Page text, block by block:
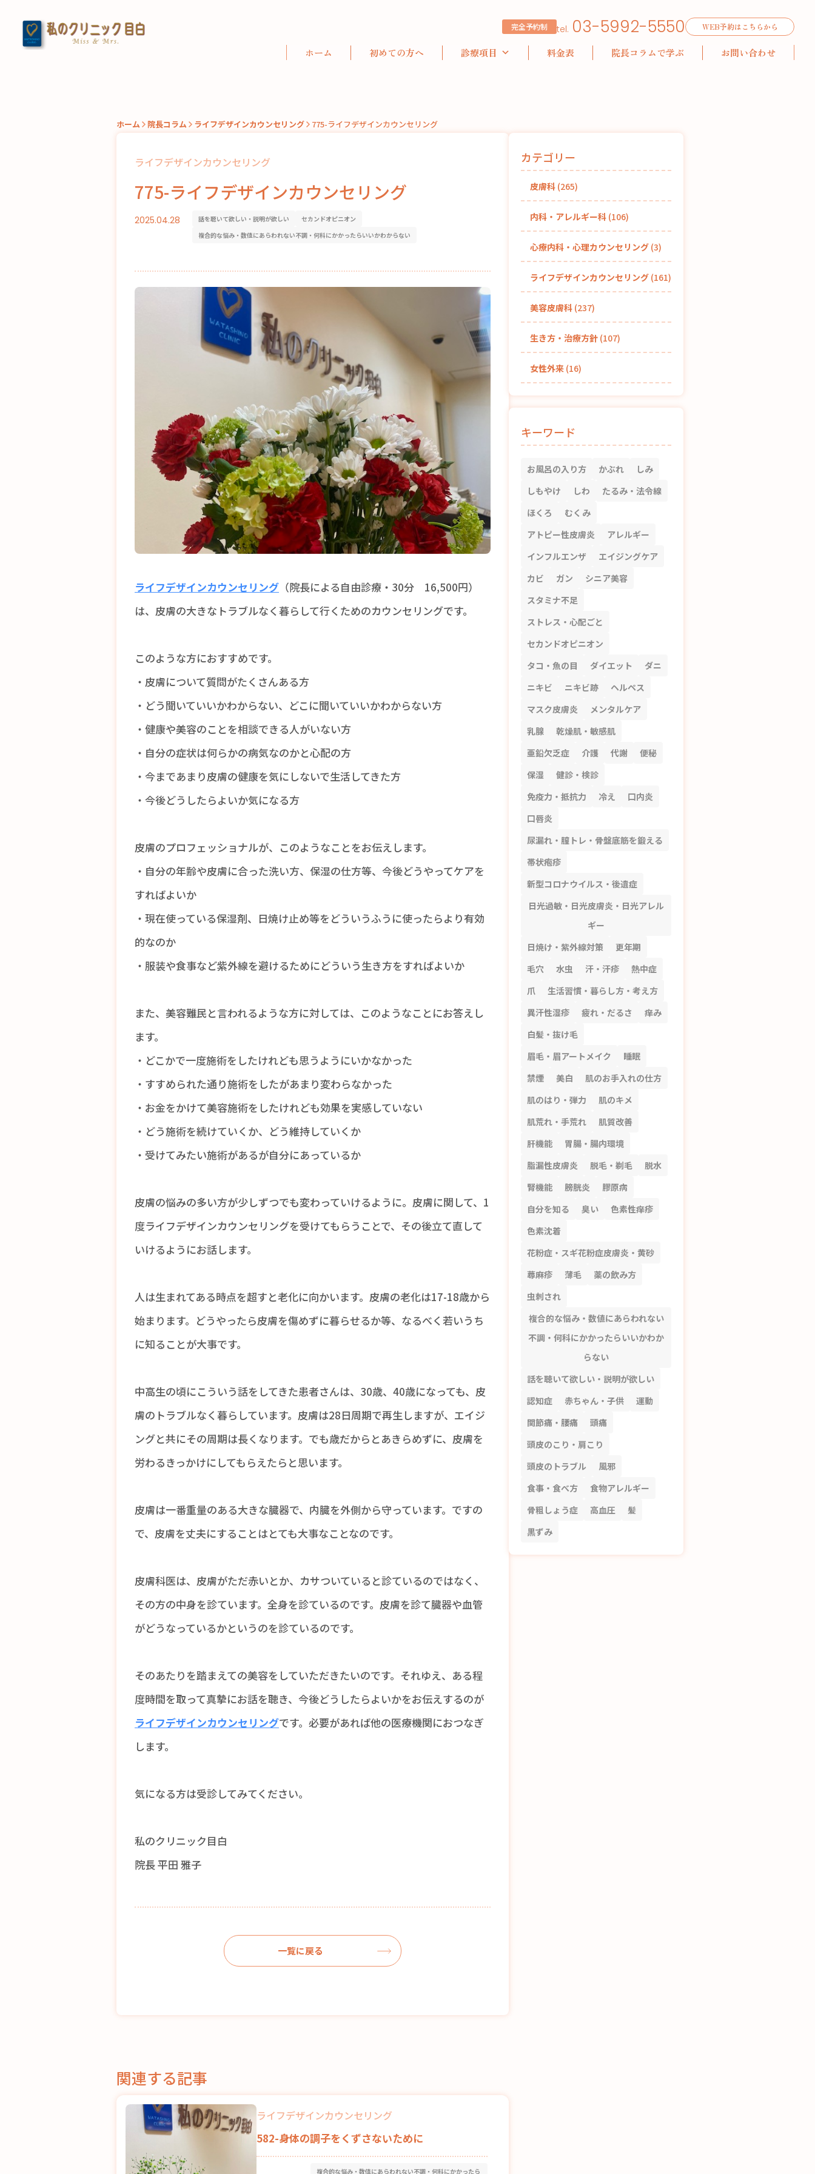
完全予約制 tel. 03-5992-5550 WEB予約はこちらから
ホーム 初めての方へ 診療項目 料金表 院長コラムで学ぶ お問い合わせ
ホーム 院長コラム ライフデザインカウンセリング 775-ライフデザインカウンセリング
ライフデザインカウンセリング
775-ライフデザインカウンセリング
2025.04.28 話を聴いて欲しい・説明が欲しい
セカンドオピニオン
複合的な悩み・数値にあらわれない不調・何科にかかったらいいかわからない
ライフデザインカウンセリング （院長による自由診療・30分 16,500円）
は、皮膚の大きなトラブルなく暮らして行くためのカウンセリングです。
このような方におすすめです。
・皮膚について質問がたくさんある方
・どう聞いていいかわからない、どこに聞いていいかわからない方
・健康や美容のことを相談できる人がいない方
・自分の症状は何らかの病気なのかと心配の方
・今まであまり皮膚の健康を気にしないで生活してきた方
・今後どうしたらよいか気になる方
皮膚のプロフェッショナルが、このようなことをお伝えします。
・自分の年齢や皮膚に合った洗い方、保湿の仕方等、今後どうやってケアを
すればよいか
・現在使っている保湿剤、日焼け止め等をどういうふうに使ったらより有効
的なのか
・服装や食事など紫外線を避けるためにどういう生き方をすればよいか
また、美容難民と言われるような方に対しては、このようなことにお答えし
ます。
・どこかで一度施術をしたけれども思うようにいかなかった
・すすめられた通り施術をしたがあまり変わらなかった
・お金をかけて美容施術をしたけれども効果を実感していない
・どう施術を続けていくか、どう維持していくか
・受けてみたい施術があるが自分にあっているか
皮膚の悩みの多い方が少しずつでも変わっていけるように。皮膚に関して、1
度ライフデザインカウンセリングを受けてもらうことで、その後立て直して
いけるようにお話します。
人は生まれてある時点を超すと老化に向かいます。皮膚の老化は17-18歳から
始まります。どうやったら皮膚を傷めずに暮らせるか等、なるべく若いうち
に知ることが大事です。
中高生の頃にこういう話をしてきた患者さんは、30歳、40歳になっても、皮
膚のトラブルなく暮らしています。皮膚は28日周期で再生しますが、エイジ
ングと共にその周期は長くなります。でも歳だからとあきらめずに、皮膚を
労わるきっかけにしてもらえたらと思います。
皮膚は一番重量のある大きな臓器で、内臓を外側から守っています。ですの
で、皮膚を丈夫にすることはとても大事なことなのです。
皮膚科医は、皮膚がただ赤いとか、カサついていると診ているのではなく、
その方の中身を診ています。全身を診ているのです。皮膚を診て臓器や血管
がどうなっているかというのを診ているのです。
そのあたりを踏まえての美容をしていただきたいのです。それゆえ、ある程
度時間を取って真摯にお話を聴き、今後どうしたらよいかをお伝えするのが
ライフデザインカウンセリングです。必要があれば他の医療機関におつなぎ
します。
気になる方は受診してみてください。
私のクリニック目白
院長 平田 雅子
一覧に戻る
関連する記事
ライフデザインカウンセリング
582-身体の調子をくずさないために
複合的な悩み・数値にあらわれない不調・何科にかかったら
カテゴリー
皮膚科 (265)
内科・アレルギー科 (106)
心療内科・心理カウンセリング (3)
ライフデザインカウンセリング (161)
美容皮膚科 (237)
生き方・治療方針 (107)
女性外来 (16)
キーワード
お風呂の入り方 かぶれ
しみ
しもやけ
しわ
たるみ・法令線
ほくろ
むくみ
アトピー性皮膚炎
アレルギー
インフルエンザ
エイジングケア
カビ
ガン
シニア美容
スタミナ不足
ストレス・心配ごと
セカンドオピニオン
タコ・魚の目
ダイエット
ダニ
ニキビ
ニキビ跡
ヘルペス
マスク皮膚炎
メンタルケア
乳腺
乾燥肌・敏感肌
亜鉛欠乏症
介護 代謝
便秘
保湿
健診・検診
免疫力・抵抗力
冷え
口内炎
口唇炎
尿漏れ・膣トレ・骨盤底筋を鍛える
帯状疱疹
新型コロナウイルス・後遺症
日光過敏・日光皮膚炎・日光アレル
ギー
日焼け・紫外線対策
更年期
毛穴
水虫 汗・汗疹
熱中症
爪
生活習慣・暮らし方・考え方
異汗性湿疹
疲れ・だるさ
痒み
白髪・抜け毛
眉毛・眉アートメイク
睡眠
禁煙
美白
肌のお手入れの仕方
肌のはり・弾力
肌のキメ
肌荒れ・手荒れ
肌質改善
肝機能
胃腸・腸内環境
脂漏性皮膚炎
脱毛・剃毛
脱水
腎機能
膀胱炎
膠原病
自分を知る
臭い
色素性痒疹
色素沈着
花粉症・スギ花粉症皮膚炎・黄砂
蕁麻疹
薄毛
薬の飲み方
虫刺され
複合的な悩み・数値にあらわれない
不調・何科にかかったらいいかわか
らない
話を聴いて欲しい・説明が欲しい
認知症
赤ちゃん・子供
運動
関節痛・腰痛
頭痛
頭皮のこり・肩こり
頭皮のトラブル
風邪
食事・食べ方
食物アレルギー
骨粗しょう症
高血圧
髪
黒ずみ